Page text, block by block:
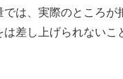
では、実際のところが
は差し上げられないこ